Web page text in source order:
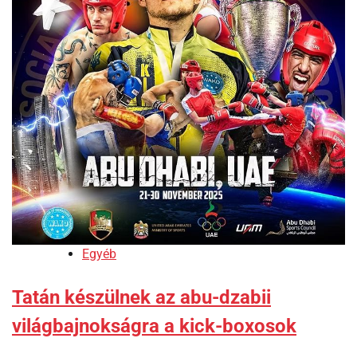
Egyéb
Tatán készülnek az abu-dzabii
világbajnokságra a kick-boxosok